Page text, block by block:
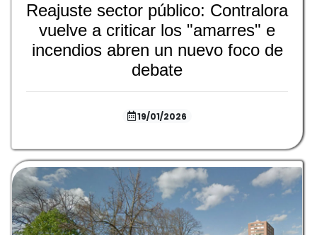
Reajuste sector público: Contralora
vuelve a criticar los "amarres" e
incendios abren un nuevo foco de
debate
19/01/2026